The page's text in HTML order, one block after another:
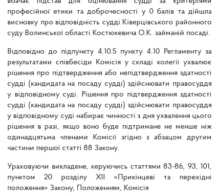
професійної етики та доброчесності у 0 балів та дійшла
висновку про відповідність судді Ківерцівського районного
суду Волинської області Костюкевича О.К. займаній посаді.
Відповідно до підпункту 4.10.5 пункту 4.10 Регламенту за
результатами співбесіди Комісія у складі колегії ухвалює
рішення про підтвердження або непідтвердження здатності
судді (кандидата на посаду судді) здійснювати правосуддя
у відповідному суді. Рішення про підтвердження здатності
судді (кандидата на посаду судді) здійснювати правосуддя
у відповідному суді набирає чинності з дня ухвалення цього
рішення в разі, якщо воно буде підтримане не менше ніж
одинадцятьма членами Комісії згідно з абзацом другим
частини першої статті 88 Закону.
Ураховуючи викладене, керуючись статтями 83-86, 93, 101,
пунктом 20 розділу XII «Прикінцеві та перехідні
положення» Закону, Положенням, Комісія